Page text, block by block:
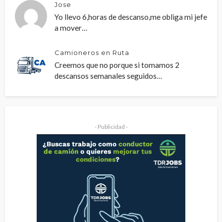
Jose
Yo llevo 6,horas de descanso,me obliga mi jefe
a mover…
Camioneros en Ruta
Creemos que no porque si tomamos 2
descansos semanales seguidos…
- Publicidad -